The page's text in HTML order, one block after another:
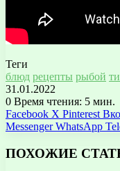
Теги
блюд рецепты рыбой
31.01.2022
0 Время чтения: 5 мин.
Facebook X Pinterest
Messenger WhatsApp
ПОХОЖИЕ